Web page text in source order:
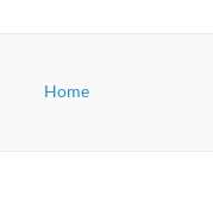
Home